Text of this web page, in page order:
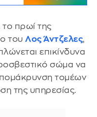
πρωί της
του Λος Άντζελες,
επικίνδυνα
σώμα να
τομέων
της υπηρεσίας.